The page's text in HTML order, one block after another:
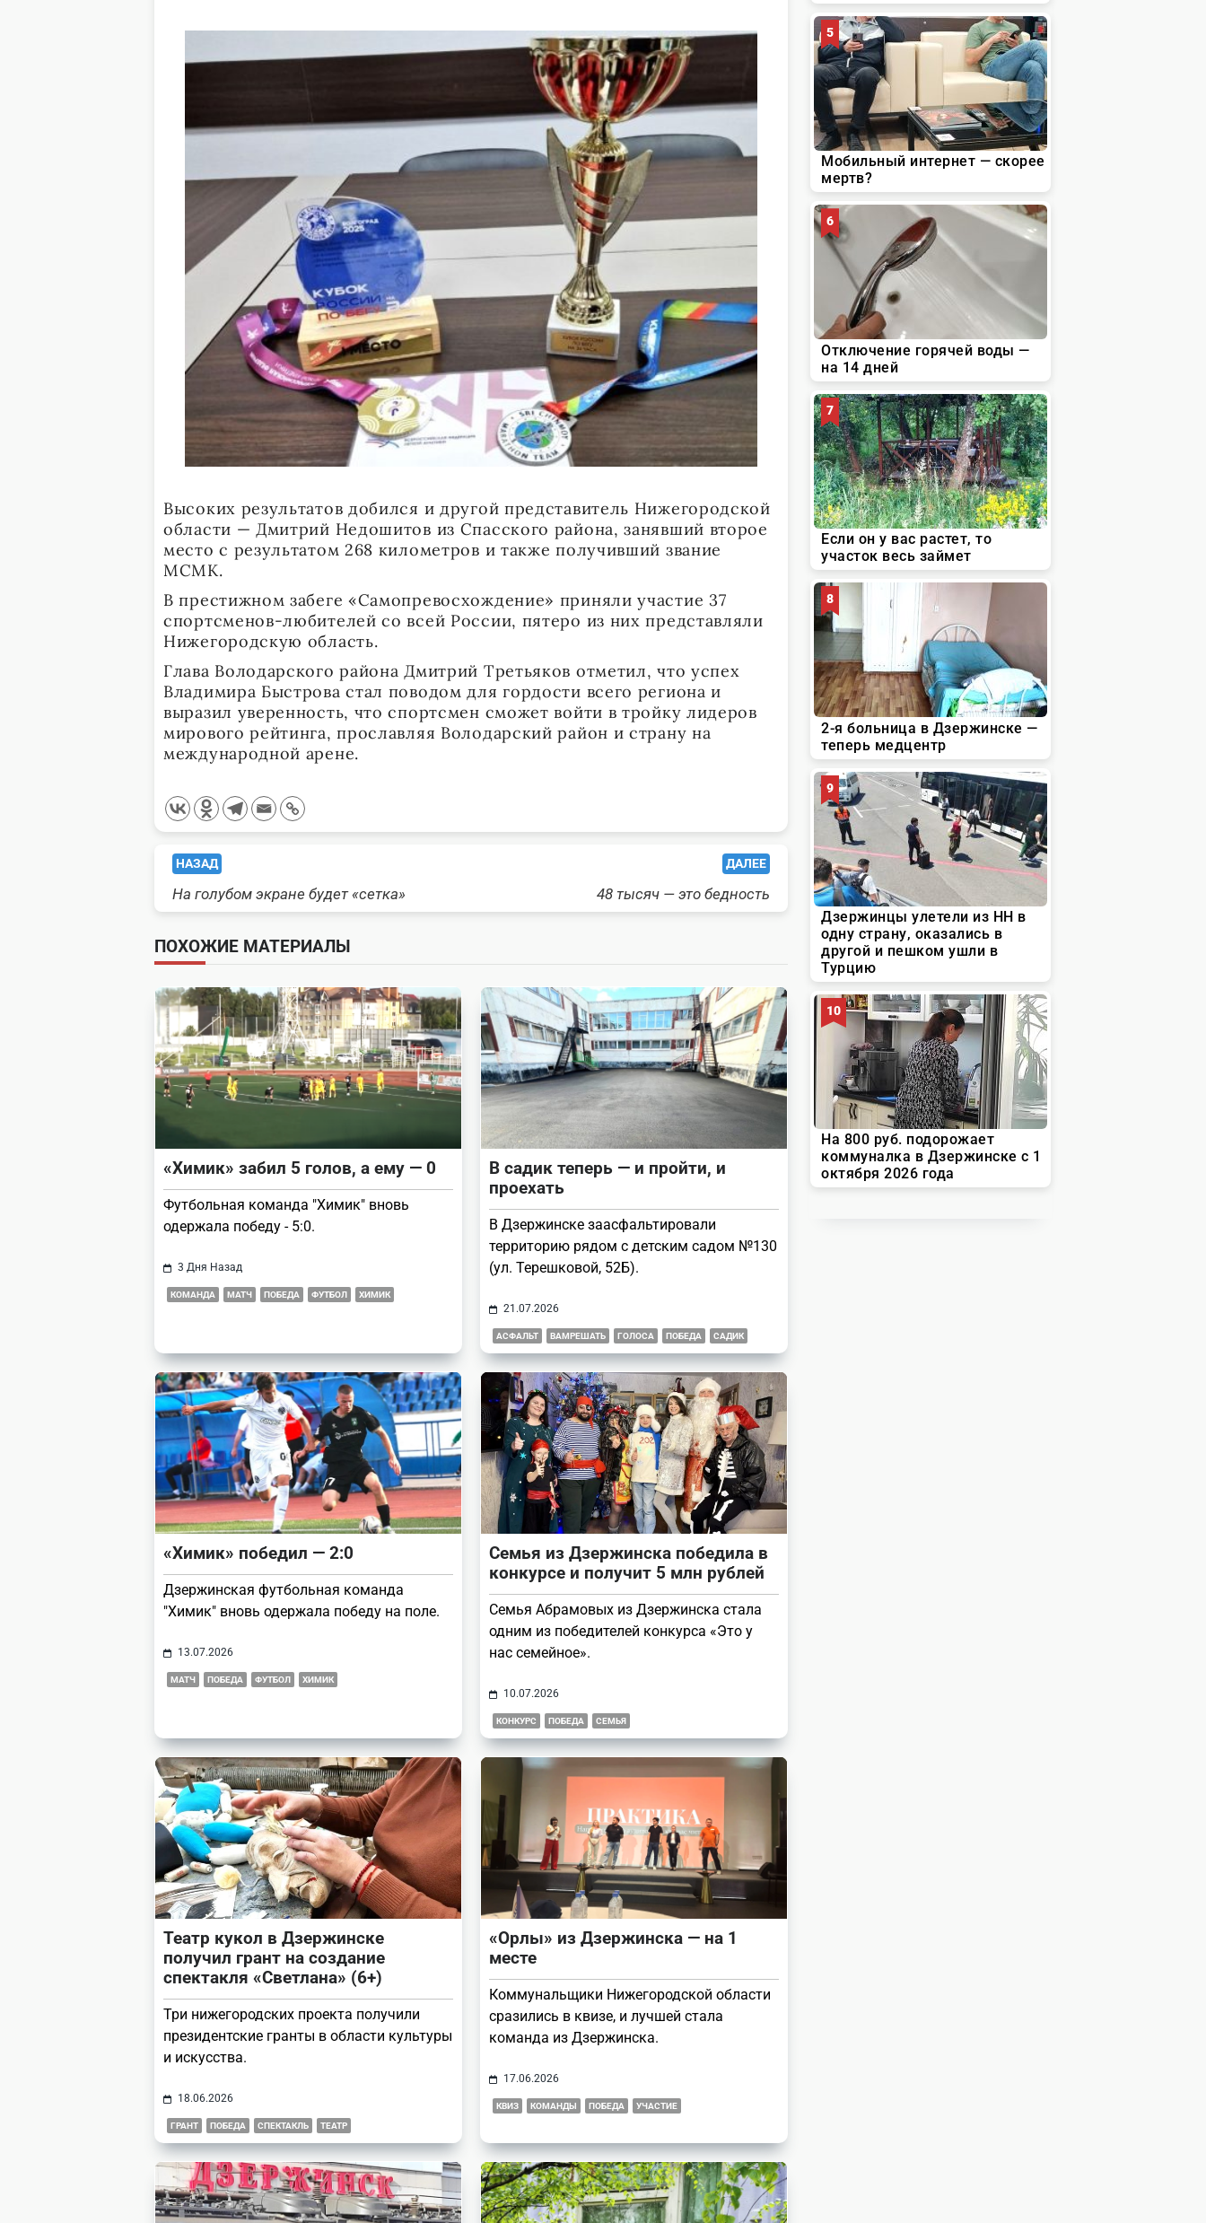
Высоких результатов добился и другой представитель Нижегородской
области — Дмитрий Недошитов из Спасского района, занявший второе
место с результатом 268 километров и также получивший звание
МСМК.
В престижном забеге «Самопревосхождение» приняли участие 37
спортсменов-любителей со всей России, пятеро из них представляли
Нижегородскую область.
Глава Володарского района Дмитрий Третьяков отметил, что успех
Владимира Быстрова стал поводом для гордости всего региона и
выразил уверенность, что спортсмен сможет войти в тройку лидеров
мирового рейтинга, прославляя Володарский район и страну на
международной арене.
<span
class="nav-
subtitle
screen-
reader-
text">Page</span>
НАЗАД
На голубом экране будет «сетка»
ДАЛЕЕ
48 тысяч — это бедность
ПОХОЖИЕ МАТЕРИАЛЫ
«Химик» забил 5 голов, а ему — 0
Футбольная команда "Химик" вновь
одержала победу - 5:0.
3 Дня Назад
КОМАНДА МАТЧ ПОБЕДА ФУТБОЛ ХИМИК
В садик теперь — и пройти, и
проехать
В Дзержинске заасфальтировали
территорию рядом с детским садом №130
(ул. Терешковой, 52Б).
21.07.2026
АСФАЛЬТ ВАМРЕШАТЬ ГОЛОСА ПОБЕДА САДИК
«Химик» победил — 2:0
Дзержинская футбольная команда
"Химик" вновь одержала победу на поле.
13.07.2026
МАТЧ ПОБЕДА ФУТБОЛ ХИМИК
Семья из Дзержинска победила в
конкурсе и получит 5 млн рублей
Семья Абрамовых из Дзержинска стала
одним из победителей конкурса «Это у
нас семейное».
10.07.2026
КОНКУРС ПОБЕДА СЕМЬЯ
Театр кукол в Дзержинске
получил грант на создание
спектакля «Светлана» (6+)
Три нижегородских проекта получили
президентские гранты в области культуры
и искусства.
18.06.2026
ГРАНТ ПОБЕДА СПЕКТАКЛЬ ТЕАТР
«Орлы» из Дзержинска — на 1
месте
Коммунальщики Нижегородской области
сразились в квизе, и лучшей стала
команда из Дзержинска.
17.06.2026
КВИЗ КОМАНДЫ ПОБЕДА УЧАСТИЕ